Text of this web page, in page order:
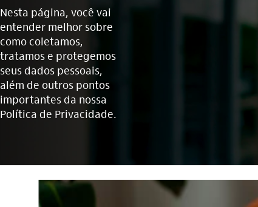
Nesta página, você vai
entender melhor sobre
como coletamos,
tratamos e protegemos
seus dados pessoais,
além de outros pontos
importantes da nossa
Política de Privacidade.